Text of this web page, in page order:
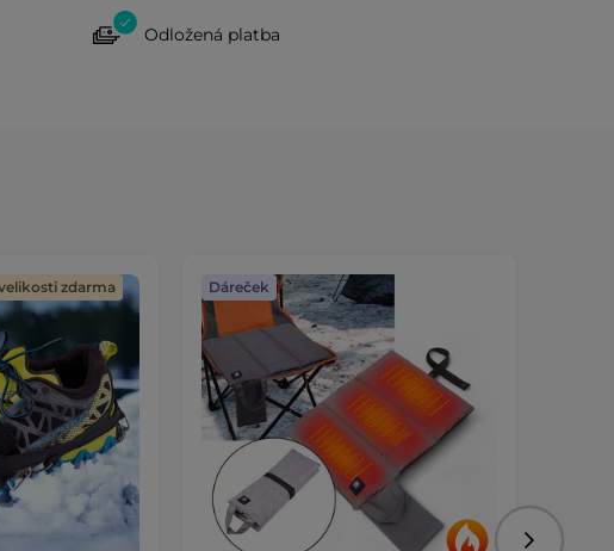
Odložená platba
zdarma Dáreček